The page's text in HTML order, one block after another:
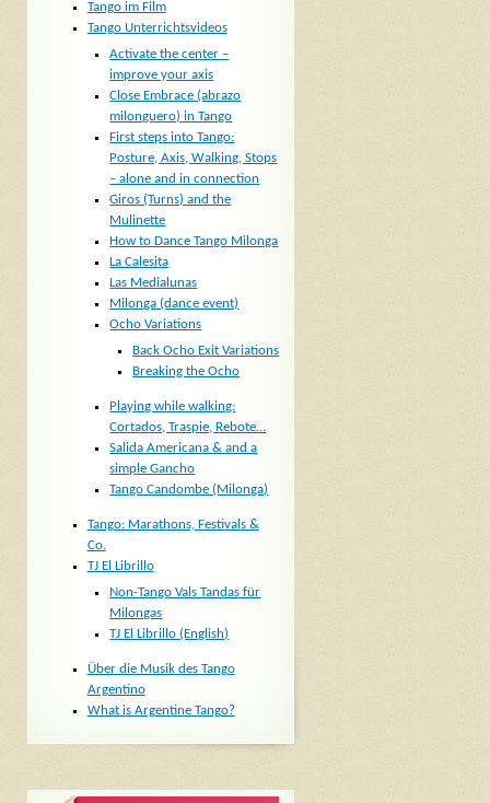
Tango im Film
Tango Unterrichtsvideos
Activate the center –
improve your axis
Close Embrace (abrazo
milonguero) in Tango
First steps into Tango:
Posture, Axis, Walking, Stops
– alone and in connection
Giros (Turns) and the
Mulinette
How to Dance Tango Milonga
La Calesita
Las Medialunas
Milonga (dance event)
Ocho Variations
Back Ocho Exit Variations
Breaking the Ocho
Playing while walking:
Cortados, Traspie, Rebote…
Salida Americana & and a
simple Gancho
Tango Candombe (Milonga)
Tango: Marathons, Festivals &
Co.
TJ El Librillo
Non-Tango Vals Tandas für
Milongas
TJ El Librillo (English)
Über die Musik des Tango
Argentino
What is Argentine Tango?